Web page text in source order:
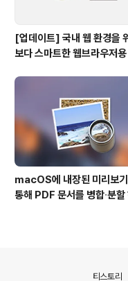
[업데이트] 국내 웹 환경을
보다 스마트한 웹브라우저용
macOS에 내장된 미리보
통해 PDF 문서를 병합∙분할
티스토리